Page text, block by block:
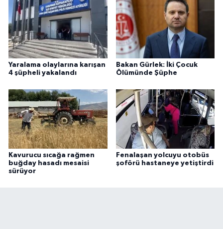
Yaralama olaylarına karışan
4 şüpheli yakalandı
Bakan Gürlek: İki Çocuk
Ölümünde Şüphe
Kavurucu sıcağa rağmen
buğday hasadı mesaisi
sürüyor
Fenalaşan yolcuyu otobüs
şoförü hastaneye yetiştirdi